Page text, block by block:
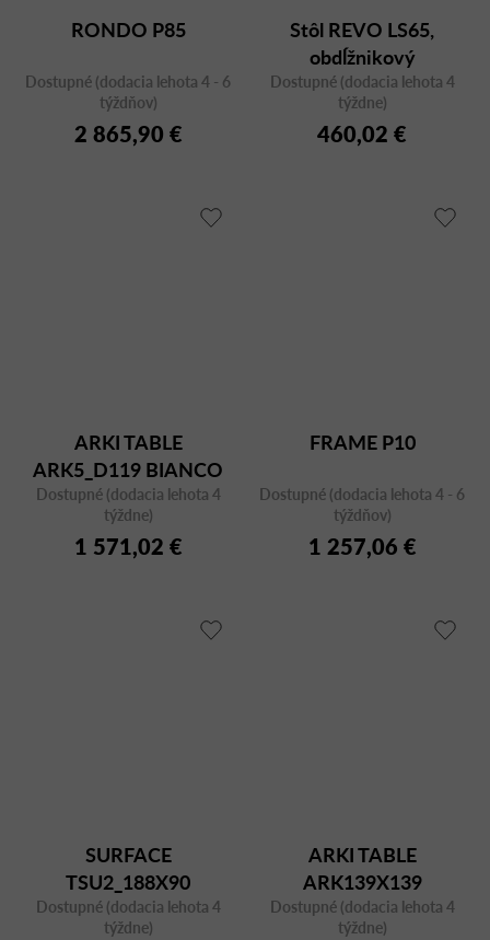
RONDO P85
Dostupné (dodacia lehota 4 - 6
týždňov)
2 865,90 €
Stôl REVO LS65,
obdĺžnikový
Dostupné (dodacia lehota 4
týždne)
460,02 €
ARKI TABLE
ARK5_D119 BIANCO
Dostupné (dodacia lehota 4
týždne)
1 571,02 €
FRAME P10
Dostupné (dodacia lehota 4 - 6
týždňov)
1 257,06 €
SURFACE
TSU2_188X90
Dostupné (dodacia lehota 4
týždne)
ARKI TABLE
ARK139X139
BIANCO/CFC BI
Dostupné (dodacia lehota 4
týždne)